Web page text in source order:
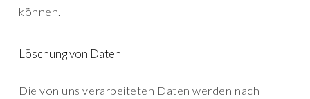
können.
Löschung von Daten
Die von uns verarbeiteten Daten werden nach